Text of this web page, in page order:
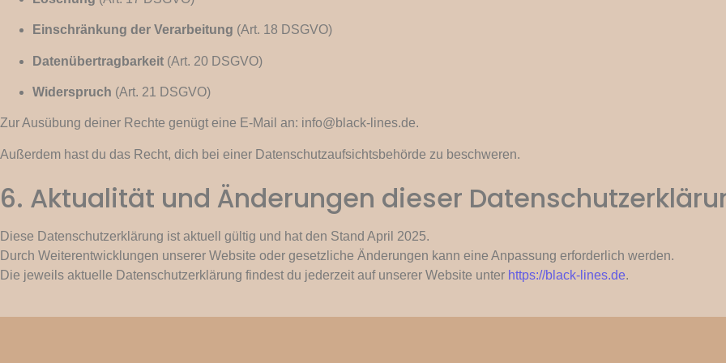
Einschränkung der Verarbeitung (Art. 18 DSGVO)
Datenübertragbarkeit (Art. 20 DSGVO)
Widerspruch (Art. 21 DSGVO)
Zur Ausübung deiner Rechte genügt eine E-Mail an: info@black-lines.de.
Außerdem hast du das Recht, dich bei einer Datenschutzaufsichtsbehörde zu beschweren.
6. Aktualität und Änderungen dieser
Diese Datenschutzerklärung ist aktuell gültig und hat den Stand April 2025.
Durch Weiterentwicklungen unserer Website oder gesetzliche Änderungen kann eine Anpassung erforderlich werden.
Die jeweils aktuelle Datenschutzerklärung findest du jederzeit auf unserer Website unter https://black-lines.de.